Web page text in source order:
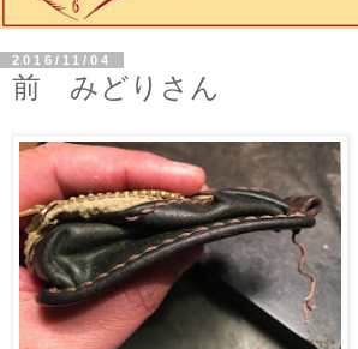
2016/11/04
前 みどりさん